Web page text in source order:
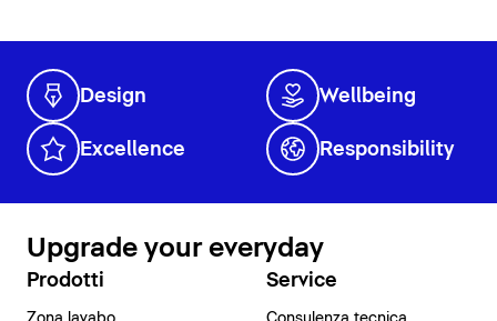
Design Wellbeing
Excellence Responsibility
Upgrade your everyday
Prodotti Service